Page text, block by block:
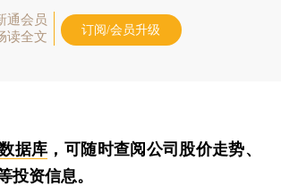
通会员
读全文
订阅/会员升级
据库 ，可随时查阅公司股价走势、
投资信息。